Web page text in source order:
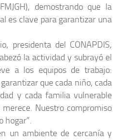
demostrando que la
es clave para garantizar una
presidenta del CONAPDIS,
la actividad y subrayó el
a los equipos de trabajo:
que cada niño, cada
y cada familia vulnerable
Nuestro compromiso
hogar”.
un ambiente de cercanía y